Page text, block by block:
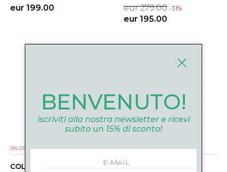
eur 199.00 eur 279.00 -31%
eur 195.00
SALDI NUOVI ARRIVI
COLMAR
SALDI NUOVI ARRIVI
COLMAR
BENVENUTO!
iscriviti alla nostra newsletter e ricevi
subito un 15% di sconto!